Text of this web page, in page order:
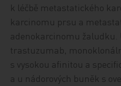
k léčbě metastatického
karcinomu prsu a
adenokarcinomu žaludku.
trastuzumab,
s vysokou afinitou a
a u nádorových buněk s